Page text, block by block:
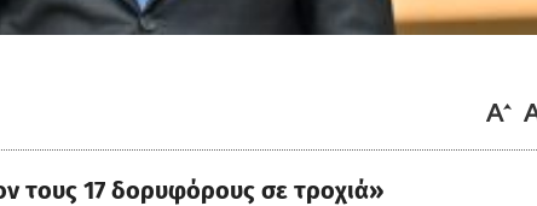
τους 17 δορυφόρους σε τροχιά»